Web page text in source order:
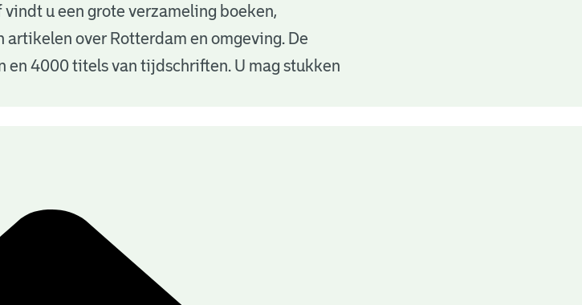
u een grote verzameling boeken,
over Rotterdam en omgeving. De
4000 titels van tijdschriften. U mag stukken